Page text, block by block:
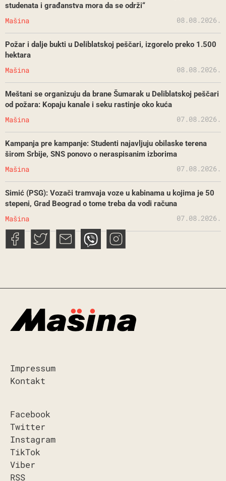
studenata i građanstva mora da se održi“
Mašina 08.08.2026.
Požar i dalje bukti u Deliblatskoj peščari, izgorelo preko 1.500
hektara
Mašina 08.08.2026.
Meštani se organizuju da brane Šumarak u Deliblatskoj peščari
od požara: Kopaju kanale i seku rastinje oko kuća
Mašina 07.08.2026.
Kampanja pre kampanje: Studenti najavljuju obilaske terena
širom Srbije, SNS ponovo o neraspisanim izborima
Mašina 07.08.2026.
Simić (PSG): Vozači tramvaja voze u kabinama u kojima je 50
stepeni, Grad Beograd o tome treba da vodi računa
Mašina 07.08.2026.
Impressum
Kontakt
Facebook
Twitter
Instagram
TikTok
Viber
RSS